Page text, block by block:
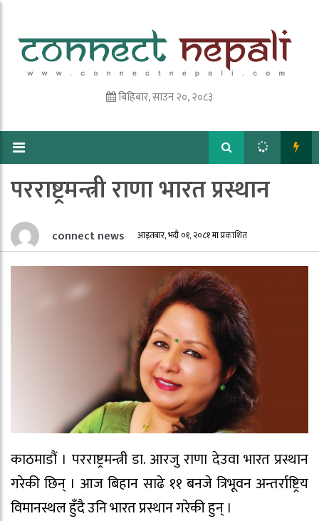
बिहिबार, साउन २०, २०८३
परराष्ट्रमन्त्री राणा भारत प्रस्थान
connect news आइतबार, भदौ ०१, २०८१ मा प्रकाशित
काठमाडौं । परराष्ट्रमन्त्री डा. आरजु राणा देउवा भारत प्रस्थान
गरेकी छिन् । आज बिहान साढे ११ बनजे त्रिभूवन अन्तर्राष्ट्रिय
विमानस्थल हुँदै उनि भारत प्रस्थान गरेकी हुन् ।